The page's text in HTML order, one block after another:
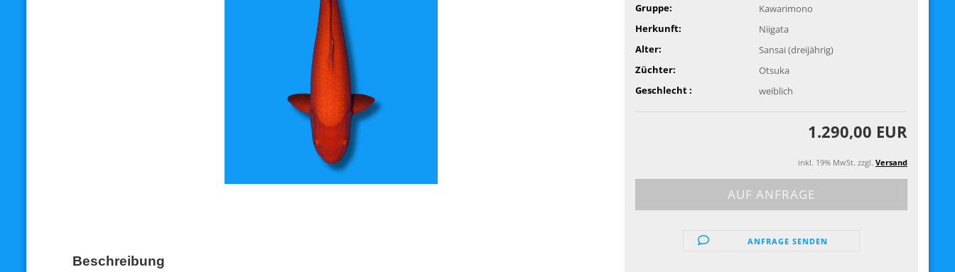
Gruppe:
Kawarimono
Herkunft:
Niigata
Alter:
Sansai (dreijährig)
Züchter:
Otsuka
Geschlecht :
weiblich
1.290,00 EUR
inkl. 19% MwSt. zzgl. Versand
ANFRAGE SENDEN
Beschreibung